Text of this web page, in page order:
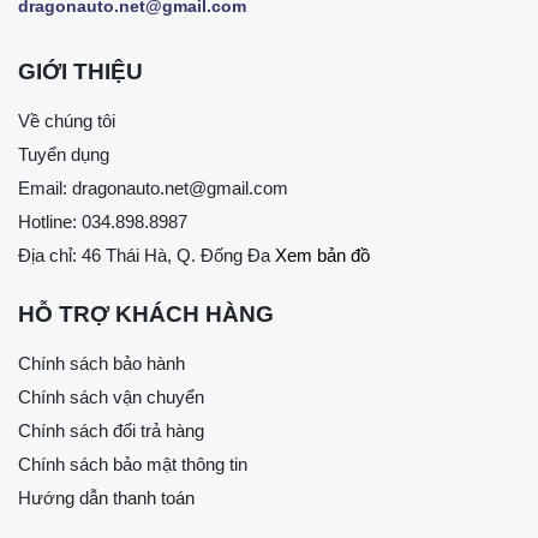
thống điện một cách an toàn và hiệu quả.
khác để tránh hiện tượng ngắn mạch tái diễn, bằng cách
sử dụng vật liệu cách điện chất lượng và lắp đặt chúng
một cách chính xác.
Ắc quy sạc không vào điện do lỏng dây ắc
quy hoặc bị hỏng
Dấu hiệu nhận biết:
Khi sạch bình thì đèn tín hiệu báo đầy đã sáng.
dragonauto.net@gmail.com
GIỚI THIỆU
Về chúng tôi
Tuyển dụng
Email: dragonauto.net@gmail.com
Hotline: 034.898.8987
Địa chỉ: 46 Thái Hà, Q. Đống Đa Xem bản đồ
HỖ TRỢ KHÁCH HÀNG
Chính sách bảo hành
Chính sách vận chuyển
Chính sách đổi trả hàng
Chính sách bảo mật thông tin
Hướng dẫn thanh toán